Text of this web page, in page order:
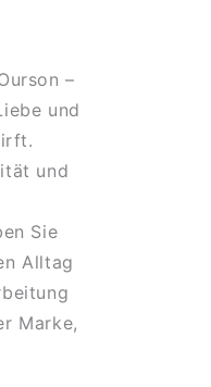
–
und
und
Sie
Alltag
Marke,